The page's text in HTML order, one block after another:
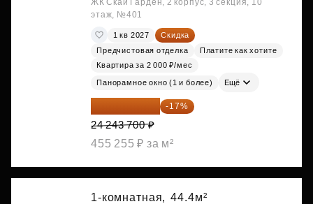
ЖК Скай Гарден, 2 корпус, 3 секция, 10
этаж, №401
1 кв 2027
Скидка
Предчистовая отделка
Платите как хотите
Квартира за 2 000 ₽/мес
Панорамное окно (1 и более) Ещё
20 122 271 ₽ -17%
24 243 700 ₽
455 255 ₽ за м²
1-комнатная, 44.4м²